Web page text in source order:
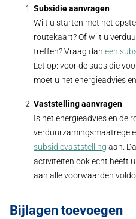
Subsidie aanvragen
Wilt u starten met het
routekaart? Of wilt u
treffen? Vraag dan een
Let op: voor de subsidie
moet u het energieadvies
Vaststelling aanvragen
Is het energieadvies en de
subsidievaststelling aan.
activiteiten ook echt heeft
aan alle voorwaarden
Bijlagen toevoegen